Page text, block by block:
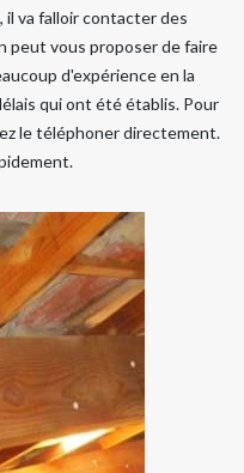
va falloir contacter des
peut vous proposer de faire
d'expérience en la
qui ont été établis. Pour
le téléphoner directement.